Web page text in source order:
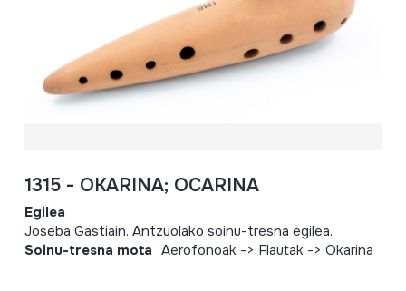
1315 - OKARINA; OCARINA
Egilea
Joseba Gastiain. Antzuolako soinu-tresna egilea.
Soinu-tresna mota Aerofonoak -> Flautak -> Okarina